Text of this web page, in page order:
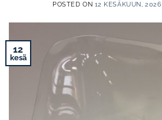
POSTED ON 12 KESÄKUUN, 2026
12
kesä